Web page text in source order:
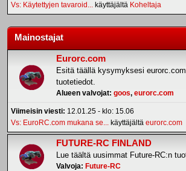
Vs: Käytettyjen tavaroid... käyttäjältä Koheltaja
Mainostajat
Eurorc.com
Esitä täällä kysymyksesi
tuotetiedot.
Alueen valvojat: goos, eurorc.com
Viimeisin viesti: 12.01.25 - klo: 15.06
Vs: EuroRC.com mukana se... käyttäjältä eurorc.com
FUTURE-RC FINLAND
Lue täältä uusimmat Future-RC:n
Valvoja: Future-RC